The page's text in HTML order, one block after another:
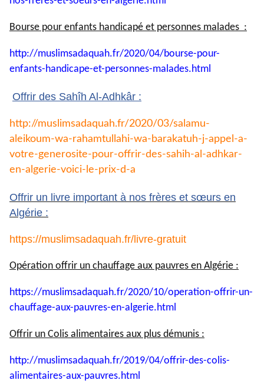
Bourse pour enfants handicapé et personnes malades :
http://muslimsadaquah.fr/2020/04/bourse-pour-
enfants-handicape-et-personnes-malades.html
Offrir des Sahîh Al-Adhkâr :
http://muslimsadaquah.fr/2020/03/salamu-
aleikoum-wa-rahamtullahi-wa-barakatuh-j-appel-a-
votre-generosite-pour-offrir-des-sahih-al-adhkar-
en-algerie-voici-le-prix-d-a
Offrir un livre important à nos frères et sœurs en
Algérie :
https://muslimsadaquah.fr/ livre-gratuit
Opération offrir un chauffage aux pauvres en Algérie :
https://muslimsadaquah.fr/2020/10/operation-offrir-un-
chauffage-aux-pauvres-en-algerie.html
Offrir un Colis alimentaires aux plus démunis :
http://muslimsadaquah.fr/2019/04/offrir-des-colis-
alimentaires-aux-pauvres.html